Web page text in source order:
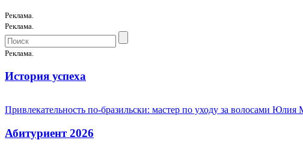
Реклама.
Реклама.
Реклама.
История успеха
Привлекательность по-бразильски: мастер по уходу за волосами Юлия
Абитуриент 2026